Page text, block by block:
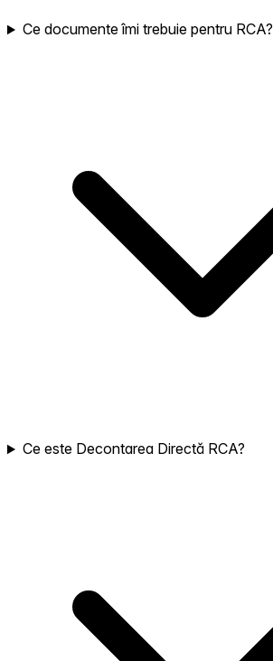
Ce documente îmi trebuie pentru RCA?
Ce este Decontarea Directă RCA?